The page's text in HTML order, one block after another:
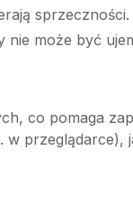
sprzeczności.
nie może być
co pomaga
w przeglądarce),